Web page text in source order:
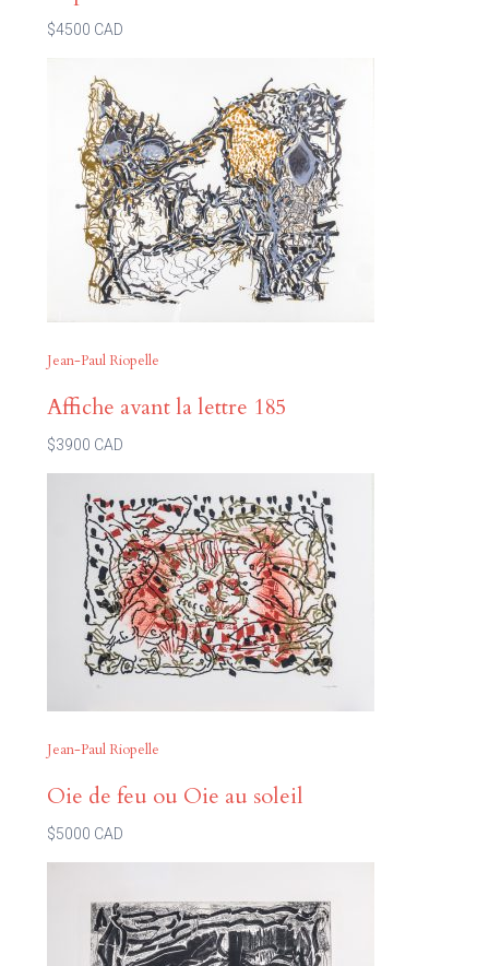
$4500 CAD
Jean-Paul Riopelle
Affiche avant la lettre 185
$3900 CAD
Jean-Paul Riopelle
Oie de feu ou Oie au soleil
$5000 CAD